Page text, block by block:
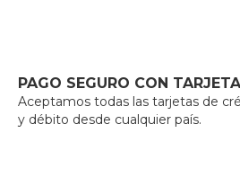
PAGO SEGURO CON
Aceptamos todas las tarjetas de
y débito desde cualquier país.